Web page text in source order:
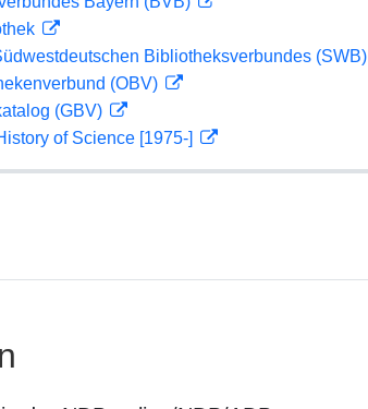
Bibliotheksverbundes (SWB)
(OBV)
(GBV)
of Science [1975-]